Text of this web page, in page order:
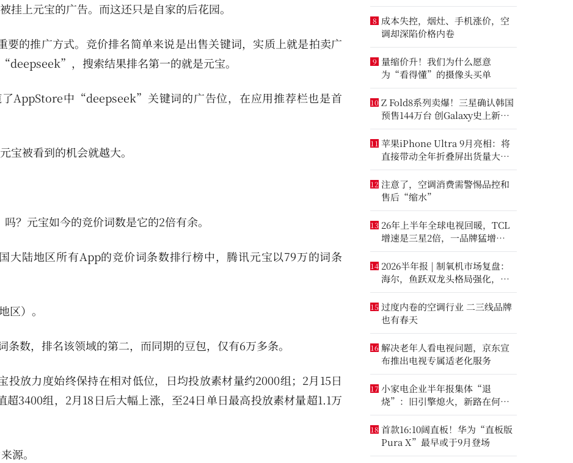
上元宝的广告。而这还只是自家的后花园。
要的推广方式。竞价排名简单来说是出售关键词，实质上就是拍卖广
，搜索结果排名第一的就是元宝。
AppStore中“deepseek”关键词的广告位，在应用推荐栏也是首
被看到的机会就越大。
？元宝如今的竞价词数是它的2倍有余。
大陆地区所有App的竞价词条数排行榜中，腾讯元宝以79万的词条
）。
数，排名该领域的第二，而同期的豆包，仅有6万多条。
投放力度始终保持在相对低位，日均投放素材量约2000组；2月15日
3400组，2月18日后大幅上涨，至24日单日最高投放素材量超1.1万
源。
8 成本失控，烟灶、手机涨价，空
调却深陷价格内卷
9 量缩价升！我们为什么愿意
为“看得懂”的摄像头买单
10 Z Fold8系列卖爆！三星确认韩国
预售144万台 创Galaxy史上新纪
录
11 苹果iPhone Ultra 9月亮相：将
直接带动全年折叠屏出货量大涨
20%
12 注意了，空调消费需警惕品控和
售后“缩水”
13 26年上半年全球电视回暖，TCL
增速是三星2倍，一品牌猛增
14.8%
14 2026半年报 | 制氧机市场复盘：
海尔，鱼跃双龙头格局强化，大
升数制氧市场进一步打开
15 过度内卷的空调行业 二三线品牌
也有春天
16 解决老年人看电视问题，京东宣
布推出电视专属适老化服务
17 小家电企业半年报集体“退
烧”：旧引擎熄火，新路在何
方？
18 首款16:10阔直板！华为“直板版
Pura X”最早或于9月登场